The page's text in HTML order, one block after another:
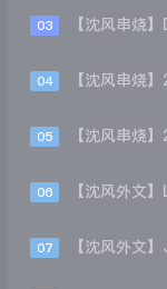
03
04 【沈风串烧
05
06
07